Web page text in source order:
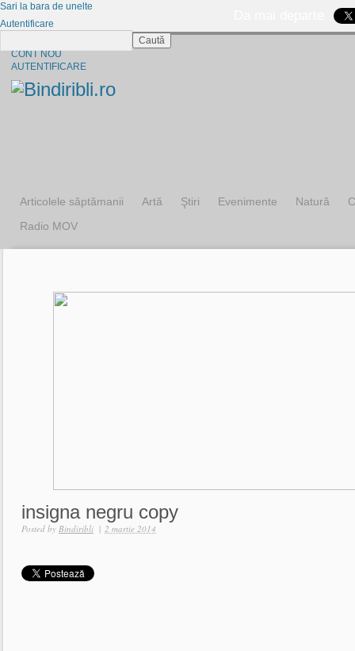
CONT NOU
AUTENTIFICARE
Articolele săptămanii Artă Ştiri Evenimente Natură
Radio MOV
insigna negru copy
Posted by Bindiribli | 2 martie 2014
Sari la bara de unelte
Autentificare
Caută